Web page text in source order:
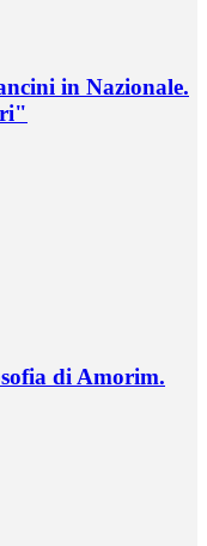
in Nazionale.
di Amorim.